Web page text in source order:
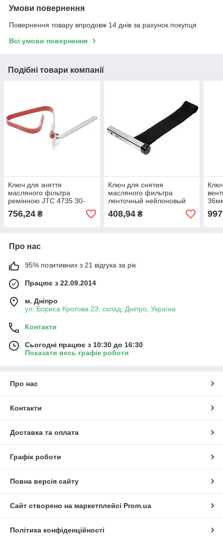
Умови повернення
Повернення товару впродовж 14 днів за рахунок покупця
Всі умови повернення
Подібні товари компанії
Ключ для зняття
масляного фільтра
ремінною JTC 4735 30-
160мм
756,24 ₴
Ключ для снятия
масляного фильтра
ленточный нейлоновый
JTC 1429
408,94₴
Про нас
95% позитивних з 21 відгука за рік
Працює з 22.09.2014
м. Дніпро
ул. Бориса Кротова 23, склад, Дніпро, Україна
Контакти
Сьогодні працює з 10:30 до 16:30
Показати весь графік роботи
Про нас
Контакти
Доставка та оплата
Графік роботи
Повна версія сайту
Сайт створено на маркетплейсі Prom.ua
Політика конфіденційності